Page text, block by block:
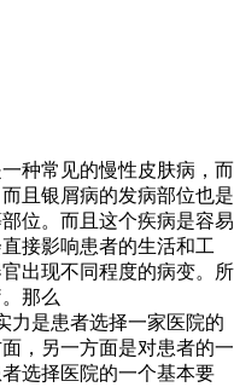
种常见的慢性皮肤病，而
且银屑病的发病部位也是
位。而且这个疾病是容易
接影响患者的生活和工
出现不同程度的病变。所
那么
力是患者选择一家医院的
，另一方面是对患者的一
选择医院的一个基本要